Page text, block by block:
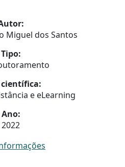
Miguel dos Santos
Tipo:
e eLearning
Ano:
2022